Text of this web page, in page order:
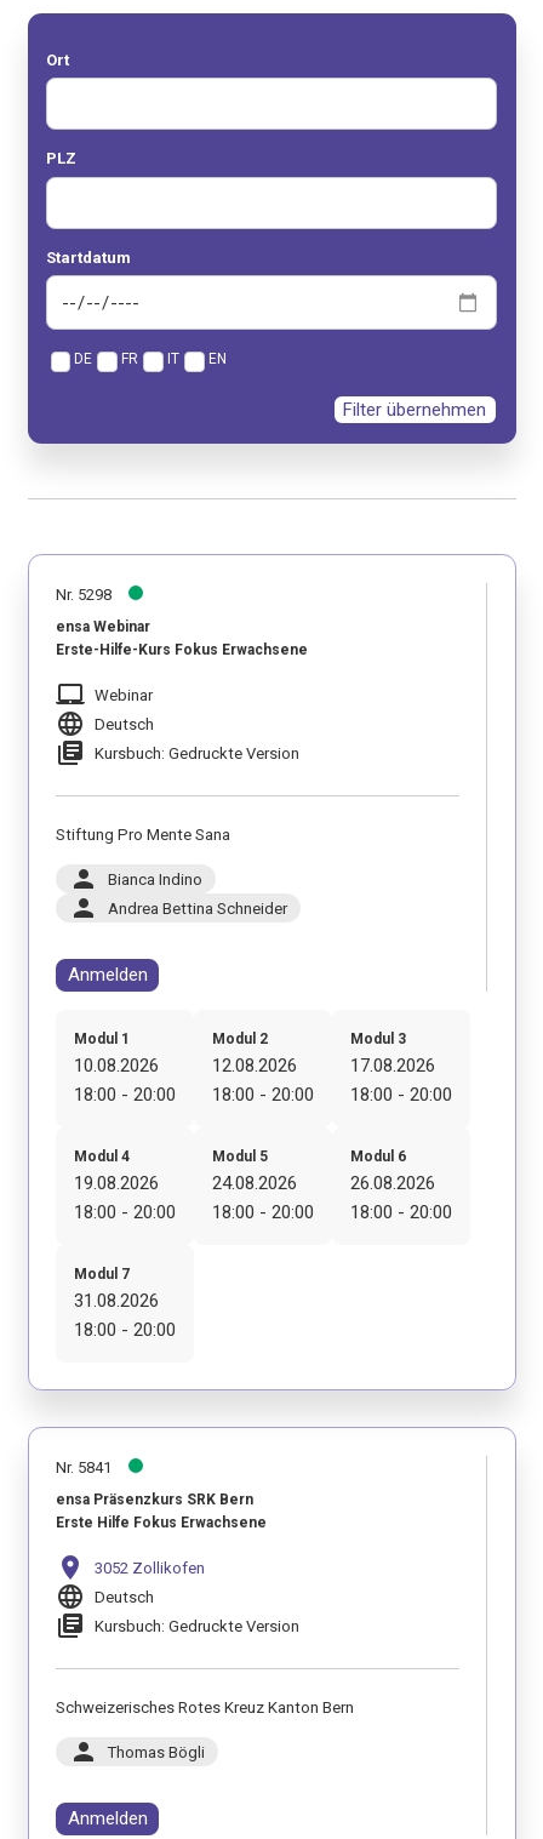
Ort
PLZ
Startdatum
DE FR IT EN
Filter übernehmen
Nr. 5298
ensa Webinar
Erste-Hilfe-Kurs Fokus Erwachsene
laptop_mac Webinar
language Deutsch
library_books Kursbuch: Gedruckte Version
Stiftung Pro Mente Sana
person Bianca Indino
person Andrea Bettina Schneider
Anmelden
Modul 1
10.08.2026
18:00 - 20:00
Modul 2
12.08.2026
18:00 - 20:00
Modul 3
17.08.2026
18:00 - 20:00
Modul 4
19.08.2026
18:00 - 20:00
Modul 5
24.08.2026
18:00 - 20:00
Modul 6
26.08.2026
18:00 - 20:00
Modul 7
31.08.2026
18:00 - 20:00
Nr. 5841
ensa Präsenzkurs SRK Bern
Erste Hilfe Fokus Erwachsene
location_on 3052 Zollikofen
language Deutsch
library_books Kursbuch: Gedruckte Version
Schweizerisches Rotes Kreuz Kanton Bern
person Thomas Bögli
Anmelden